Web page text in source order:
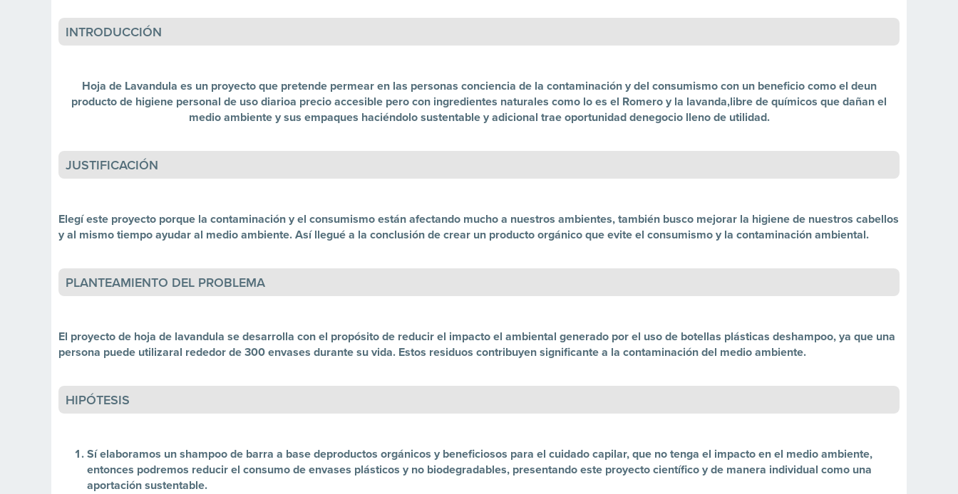
INTRODUCCIÓN
Hoja de Lavandula es un proyecto que pretende permear en las personas conciencia de la contaminación y del consumismo con un beneficio como el deun
producto de higiene personal de uso diarioa precio accesible pero con ingredientes naturales como lo es el Romero y la lavanda,libre de químicos que dañan el
medio ambiente y sus empaques haciéndolo sustentable y adicional trae oportunidad denegocio lleno de utilidad.
JUSTIFICACIÓN
Elegí este proyecto porque la contaminación y el consumismo están afectando mucho a nuestros ambientes, también busco mejorar la higiene de nuestros cabellos
y al mismo tiempo ayudar al medio ambiente. Así llegué a la conclusión de crear un producto orgánico que evite el consumismo y la contaminación ambiental.
PLANTEAMIENTO DEL PROBLEMA
El proyecto de hoja de lavandula se desarrolla con el propósito de reducir el impacto el ambiental generado por el uso de botellas plásticas deshampoo, ya que una
persona puede utilizaral rededor de 300 envases durante su vida. Estos residuos contribuyen significante a la contaminación del medio ambiente.
HIPÓTESIS
Sí elaboramos un shampoo de barra a base deproductos orgánicos y beneficiosos para el cuidado capilar, que no tenga el impacto en el medio ambiente,
entonces podremos reducir el consumo de envases plásticos y no biodegradables, presentando este proyecto científico y de manera individual como una
aportación sustentable.